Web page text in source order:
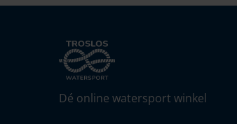
Dé online watersport winkel